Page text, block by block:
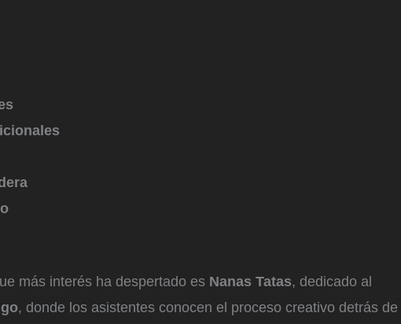
más interés ha despertado es Nanas Tatas, dedicado al
, donde los asistentes conocen el proceso creativo detrás de